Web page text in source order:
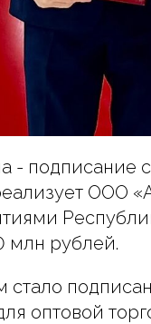
- подписание
ООО
млн рублей.
оптовой